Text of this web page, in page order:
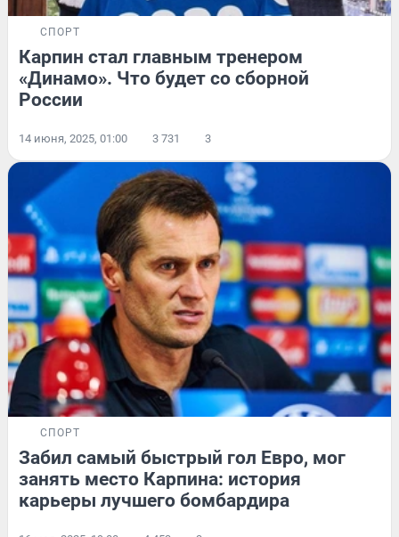
СПОРТ
Карпин стал главным тренером
«Динамо». Что будет со сборной
России
14 июня, 2025, 01:00 3 731 3
СПОРТ
Забил самый быстрый гол Евро, мог
занять место Карпина: история
карьеры лучшего бомбардира